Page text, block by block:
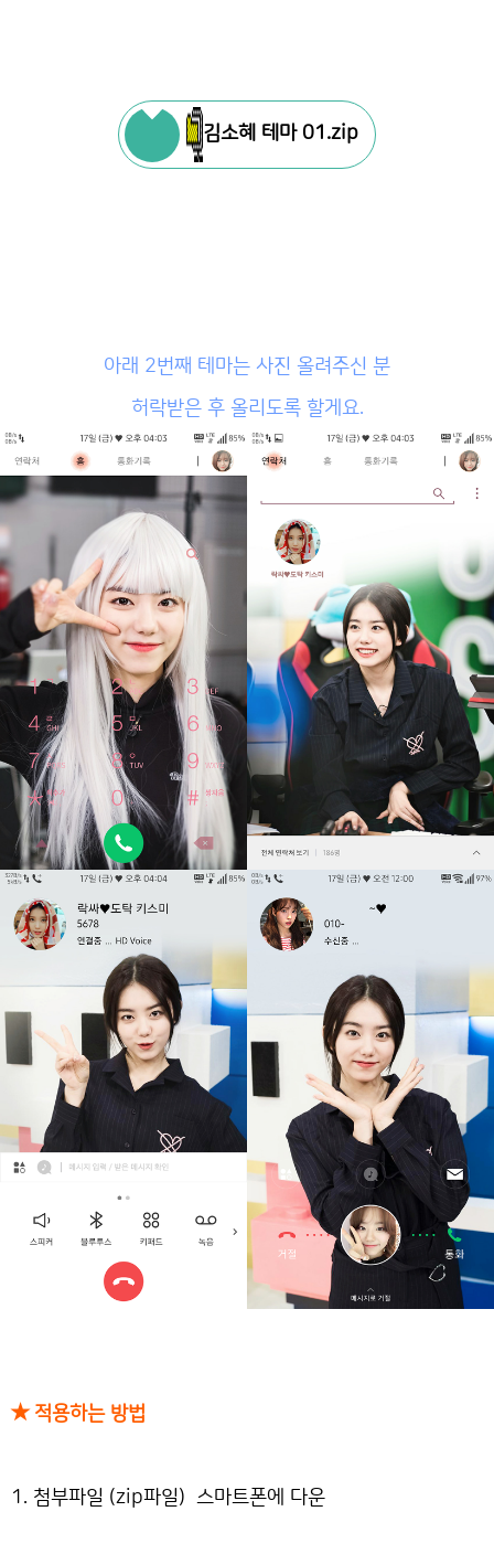
김소혜 테마 01.zip
아래 2번째 테마는 사진 올려주신 분
허락받은 후 올리도록 할게요.
★ 적용하는 방법
1. 첨부파일 (zip파일) 스마트폰에 다운